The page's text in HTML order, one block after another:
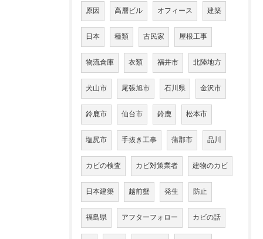
原因 高層ビル オフィース 建築
日本 種類 古民家 屋根工事
物流倉庫 衣類 福井市 北陸地方
犬山市 尾張旭市 石川県 金沢市
鈴鹿市 仙台市 鈴鹿 松本市
塩尻市 手抜き工事 蒲郡市 品川
カビの検査 カビ対策業者 建物のカビ
日本建築 越前蟹 発生 防止
福島県 アフターフォロー カビの話